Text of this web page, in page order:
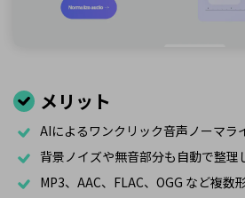
メリット
AIによるワンクリック音声ノーマラ
背景ノイズや無音部分も自動で整理
MP3、AAC、FLAC、OGG など複数